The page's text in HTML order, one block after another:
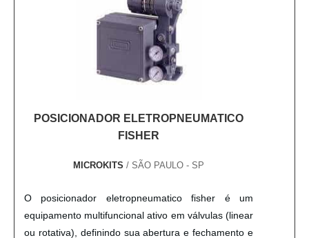
POSICIONADOR ELETROPNEUMATICO
FISHER
MICROKITS / SÃO PAULO - SP
O posicionador eletropneumatico fisher é um
equipamento multifuncional ativo em válvulas (linear
ou rotativa), definindo sua abertura e fechamento e